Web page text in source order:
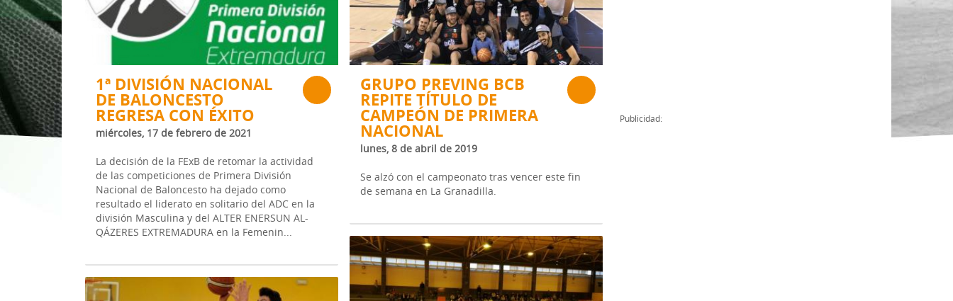
1ª División Nacional
3x3
Copa de Extremadura
Torneos Amistosos
Formación Continua/Permanente
Clinic Entrenadores
Tarifas
Subvenciones
1ª DIVISIÓN NACIONAL
DE BALONCESTO
REGRESA CON ÉXITO
miércoles, 17 de febrero de 2021
La decisión de la FExB de retomar la actividad
de las competiciones de Primera División
Nacional de Baloncesto ha dejado como
resultado el liderato en solitario del ADC en la
división Masculina y del ALTER ENERSUN AL-
QÁZERES EXTREMADURA en la Femenin...
GRUPO PREVING BCB
REPITE TÍTULO DE
CAMPEÓN DE PRIMERA
NACIONAL
lunes, 8 de abril de 2019
Se alzó con el campeonato tras vencer este fin
de semana en La Granadilla.
Publicidad: